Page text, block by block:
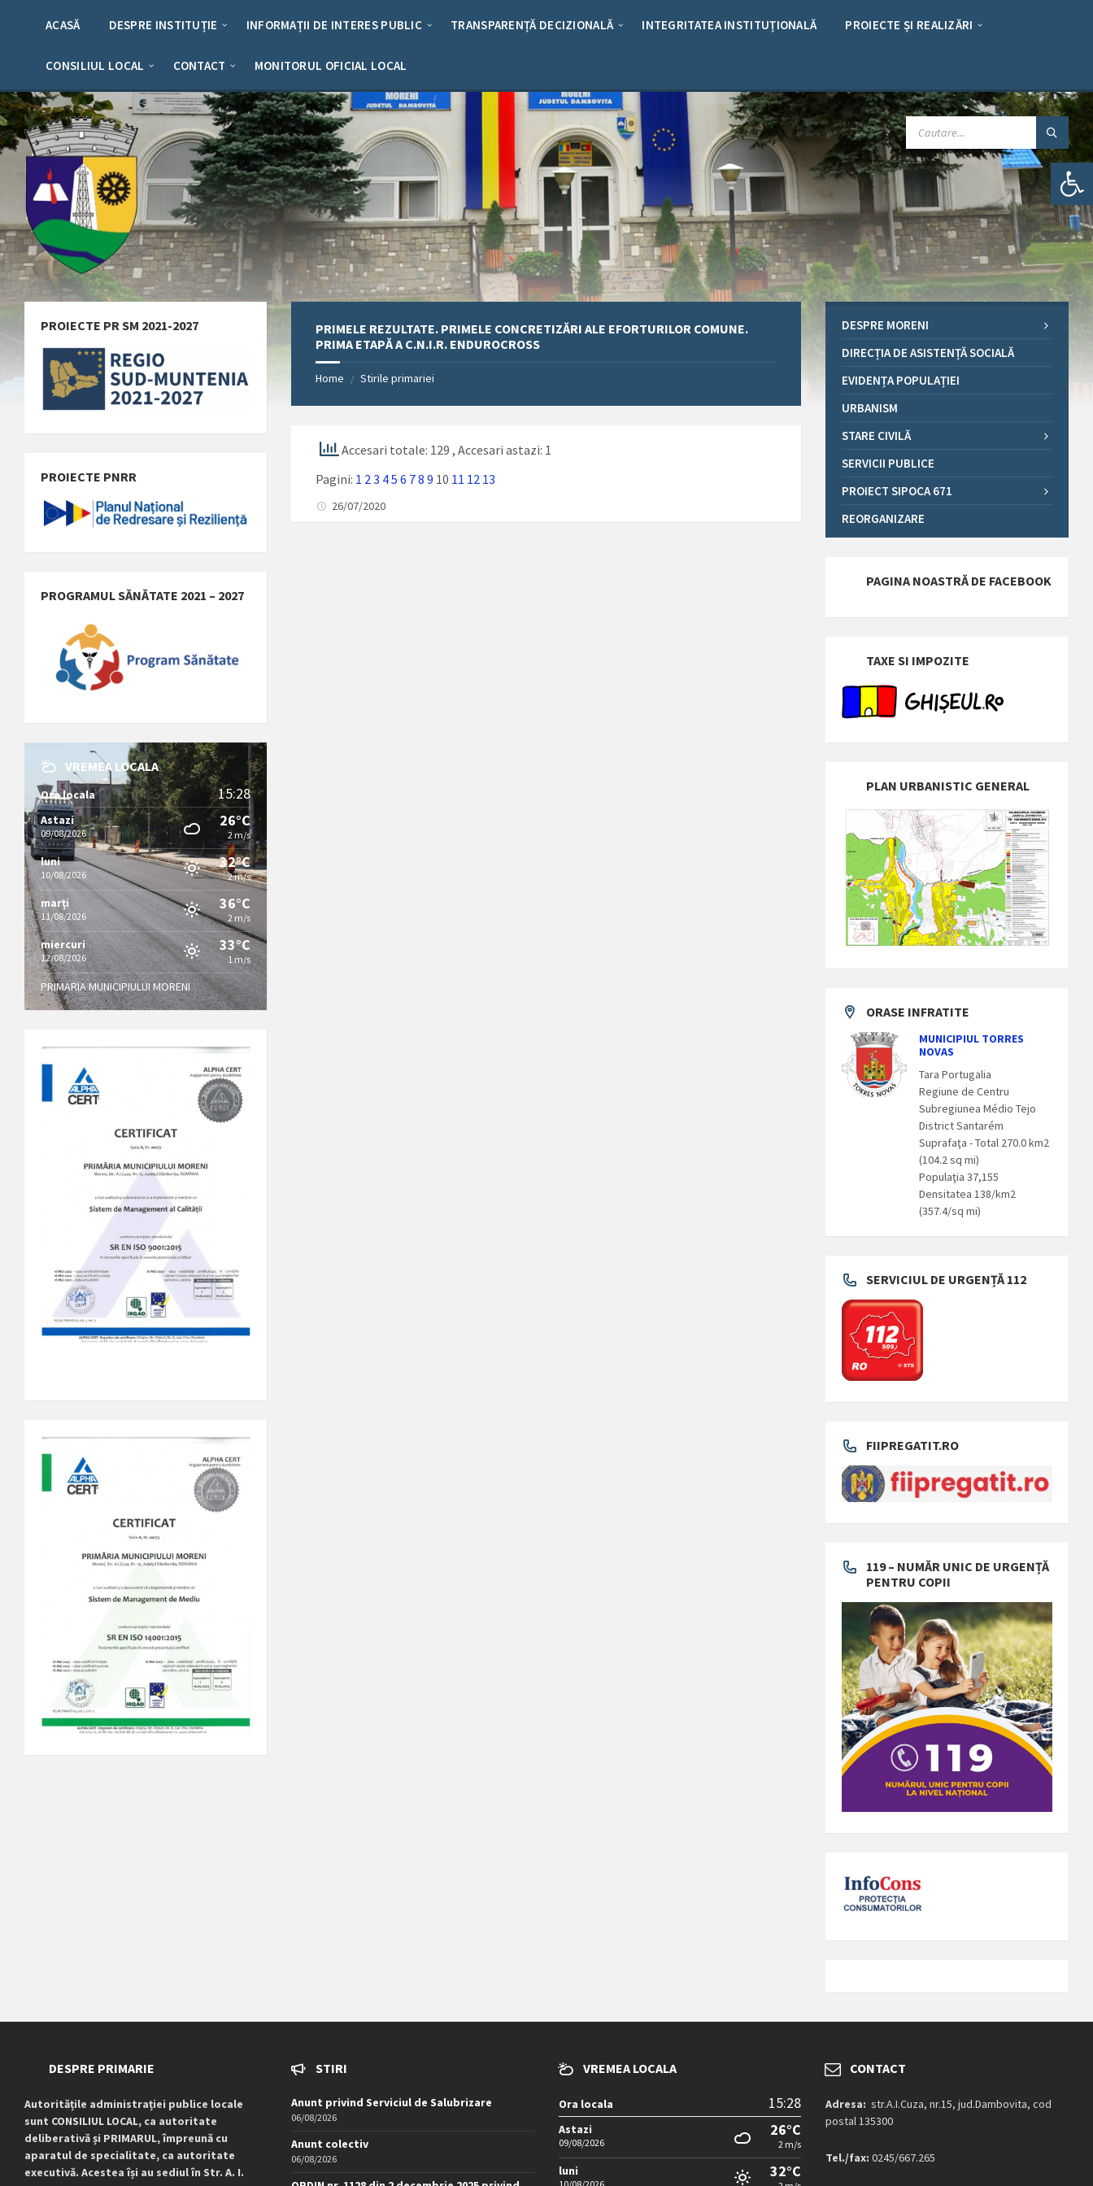
Deschide bara de unelte
ACASĂ DESPRE INSTITUȚIE INFORMAȚII DE INTERES PUBLIC TRANSPARENȚĂ DECIZIONALĂ INTEGRITATEA INSTITUȚIONALĂ PROIECTE ȘI REALIZĂRI
CONSILIUL LOCAL CONTACT MONITORUL OFICIAL LOCAL
CAUTARE:
PRIMELE REZULTATE. PRIMELE CONCRETIZĂRI ALE EFORTURILOR COMUNE.
PRIMA ETAPĂ A C.N.I.R. ENDUROCROSS
Home / Stirile primariei
Accesari totale: 129, Accesari astazi: 1
Pagini: 1 2 3 45 6 78 9 10 11 12 13
26/07/2020
PROIECTE PR SM 2021-2027
PROIECTE PNRR
PROGRAMUL SĂNĂTATE 2021 – 2027
VREMEA LOCALA
Ora locala 15:28
Astazi
09/08/2026
26°C
2 m/s
luni
10/08/2026
32°C
2 m/s
marți
11/08/2026
36°C
2 m/s
miercuri
12/08/2026
33°C
1 m/s
PRIMARIA MUNICIPIULUI MORENI
DESPRE MORENI
DIRECȚIA DE ASISTENȚĂ SOCIALĂ
EVIDENȚA POPULAȚIEI
URBANISM
STARE CIVILĂ
SERVICII PUBLICE
PROIECT SIPOCA 671
REORGANIZARE
PAGINA NOASTRĂ DE FACEBOOK
TAXE SI IMPOZITE
PLAN URBANISTIC GENERAL
ORASE INFRATITE
MUNICIPIUL TORRES
NOVAS
Tara Portugalia
Regiune de Centru
Subregiunea Médio Tejo
District Santarém
Suprafaţa - Total 270.0 km2
(104.2 sq mi)
Populaţia 37,155
Densitatea 138/km2
(357.4/sq mi)
SERVICIUL DE URGENȚĂ 112
FIIPREGATIT.RO
119 – NUMĂR UNIC DE URGENȚĂ
PENTRU COPII
DESPRE PRIMARIE
Autoritățile administrației publice locale
sunt CONSILIUL LOCAL, ca autoritate
deliberativă și PRIMARUL, împreună cu
aparatul de specialitate, ca autoritate
executivă. Acestea își au sediul în Str. A. I.
STIRI
Anunt privind Serviciul de Salubrizare
06/08/2026
Anunt colectiv
06/08/2026
VREMEA LOCALA
Ora locala 15:28
Astazi
09/08/2026
26°C
2 m/s
luni 32°C
CONTACT
Adresa: str.A.I.Cuza, nr.15, jud.Dambovita, cod
postal 135300
Tel./fax: 0245/667.265